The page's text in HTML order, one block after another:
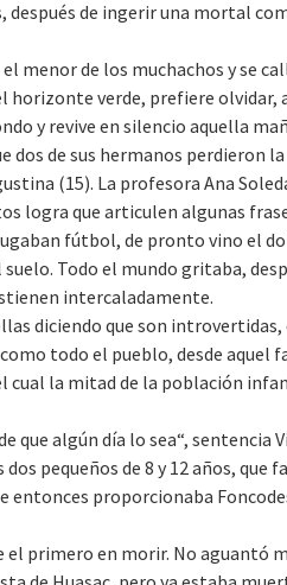
después de ingerir una mortal
menor de los muchachos y se
horizonte verde, prefiere olvidar,
y revive en silencio aquella
dos de sus hermanos perdieron la
(15). La profesora Ana
logra que articulen algunas
fútbol, de pronto vino el
Todo el mundo gritaba,
intercaladamente.
diciendo que son
todo el pueblo, desde aquel
cual la mitad de la población
que algún día lo sea“, sentencia
dos pequeños de 8 y 12 años, que
entonces proporcionaba
el primero en morir. No aguantó